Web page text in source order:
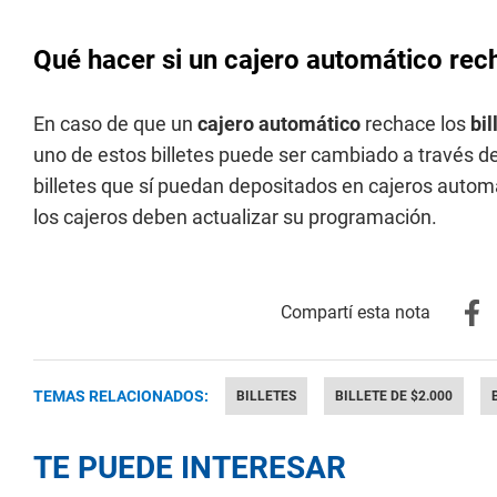
Qué hacer si un cajero automático
En caso de que un cajero automático rechace los
uno de estos billetes puede ser cambiado a través
billetes que sí puedan depositados en cajeros
los cajeros deben actualizar su programación.
TEMAS RELACIONADOS: BILLETES BILLETE DE $2.000
TE PUEDE INTERESAR